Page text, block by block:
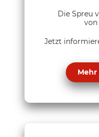
Die Spreu
von
Jetzt